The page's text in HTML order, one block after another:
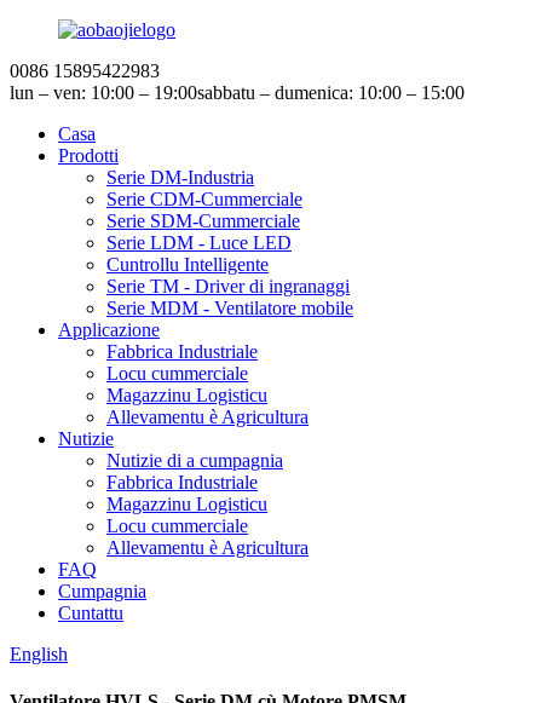
0086 15895422983
lun – ven: 10:00 – 19:00sabbatu – dumenica: 10:00 – 15:00
Casa
Prodotti
Serie DM-Industria
Serie CDM-Cummerciale
Serie SDM-Cummerciale
Serie LDM - Luce LED
Cuntrollu Intelligente
Serie TM - Driver di ingranaggi
Serie MDM - Ventilatore mobile
Applicazione
Fabbrica Industriale
Locu cummerciale
Magazzinu Logisticu
Allevamentu è Agricultura
Nutizie
Nutizie di a cumpagnia
Fabbrica Industriale
Magazzinu Logisticu
Locu cummerciale
Allevamentu è Agricultura
FAQ
Cumpagnia
Cuntattu
English